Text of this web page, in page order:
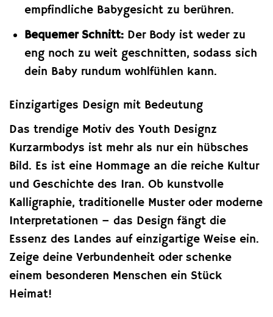
empfindliche Babygesicht zu berühren.
Bequemer Schnitt:Der Body ist weder zu
eng noch zu weit geschnitten, sodass sich
dein Baby rundum wohlfühlen kann.
Einzigartiges Design mit Bedeutung
Das trendige Motiv des Youth Designz
Kurzarmbodys ist mehr als nur ein hübsches
Bild. Es ist eine Hommage an die reiche Kultur
und Geschichte des Iran. Ob kunstvolle
Kalligraphie, traditionelle Muster oder moderne
Interpretationen – das Design fängt die
Essenz des Landes auf einzigartige Weise ein.
Zeige deine Verbundenheit oder schenke
einem besonderen Menschen ein Stück
Heimat!